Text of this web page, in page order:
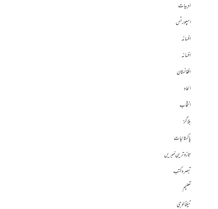
ادبیات
اسپورٹس
افسانہ
افسانہ
افغانستان
الحاد
انتخاب
بلاگز
پاکستانیات
تازہ ترین خبریں
تبصرہ کتب
تعلیم
ٹیکنالوجی